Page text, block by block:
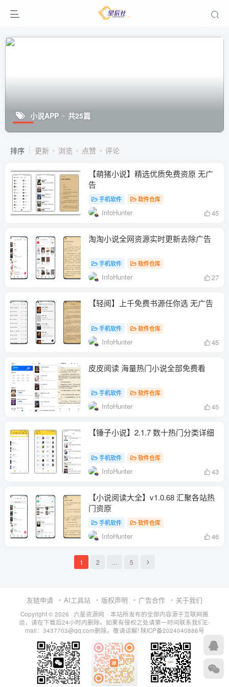
小说APP 共25篇
排序 更新 浏览 点赞 评论
【萌猪小说】精选优质免费资原 无广
告
手机软件 软件仓库
InfoHunter 45
淘淘小说全网资源实时更新去除广告
手机软件 软件仓库
InfoHunter 27
【轻阅】上千免费书源任你选 无广告
手机软件 软件仓库
InfoHunter 45
皮皮阅读 海量热门小说全部免费看
手机软件 软件仓库
InfoHunter 45
【锤子小说】2.1.7 数十热门分类详细
手机软件 软件仓库
InfoHunter 43
【小说阅读大全】v1.0.68 汇聚各站热
门资原
手机软件 软件仓库
InfoHunter 46
1 2 5
友链申请 AI工具站 版权声明 广告合作 关于我们
Copyright © 2026 · 六星资源网 · 本站所发布的全部内容源于互联网搬
运，请在下载后24小时内删除。如果有侵权之处请第一时间联系我们E-
mail：3437703@qq.com删除。敬请谅解! 陕ICP备2024040886号